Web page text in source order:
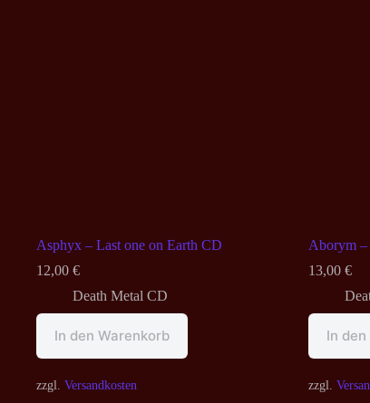
Asphyx – Last one on Earth CD
12,00 €
Death Metal CD
In den Warenkorb
zzgl. Versandkosten
Aborym
13,00 €
In
zzgl.